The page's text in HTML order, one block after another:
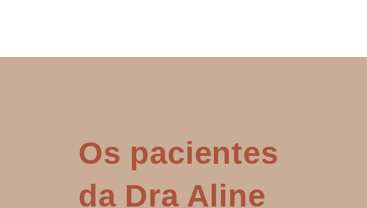
Os pacientes
da Dra Aline